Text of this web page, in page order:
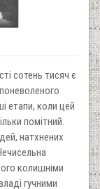
сотень тисяч є
етапи, коли цей
помітний.
натхнених
колишніми
гучними